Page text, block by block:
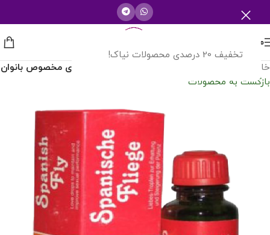
تخفیف 20 درصدی محصولات نیاک!
منو
خانه
قطره خوراکی اسپانيش فلای مخصوص بانوان
بازگشت به محصولات